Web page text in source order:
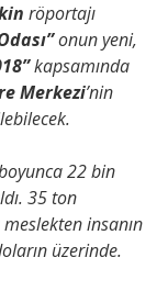
röportajı
onun yeni,
kapsamında
Merkezi’nin
22 bin
35 ton
insanın
üzerinde.